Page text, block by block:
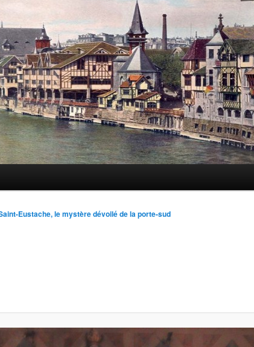
Eustache, le mystère dévoilé de la porte-sud